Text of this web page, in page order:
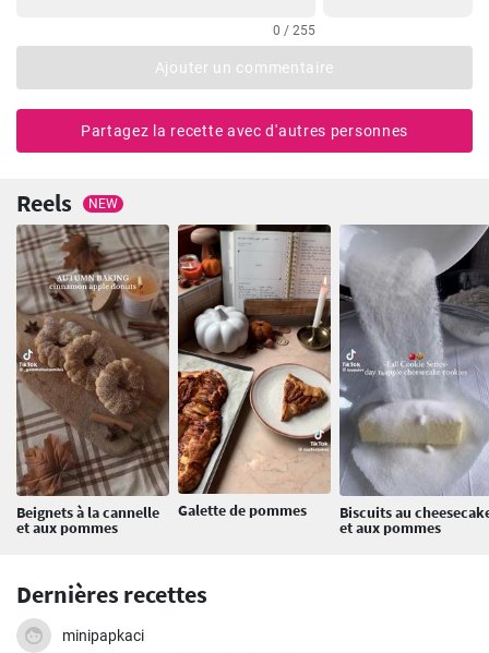
0 / 255
Ajouter un commentaire
Partagez la recette avec d'autres personnes
Reels NEW
Beignets à la cannelle
et aux pommes
Galette de pommes Biscuits au
et aux pommes
Dernières recettes
minipapkaci